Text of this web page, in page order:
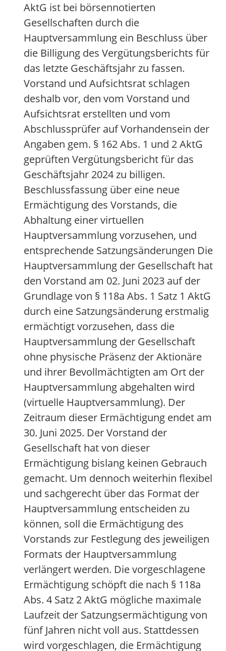
AktG ist bei börsennotierten
Gesellschaften durch die
Hauptversammlung ein Beschluss über
die Billigung des Vergütungsberichts für
das letzte Geschäftsjahr zu fassen.
Vorstand und Aufsichtsrat schlagen
deshalb vor, den vom Vorstand und
Aufsichtsrat erstellten und vom
Abschlussprüfer auf Vorhandensein der
Angaben gem. § 162 Abs. 1 und 2 AktG
geprüften Vergütungsbericht für das
Geschäftsjahr 2024 zu billigen.
Beschlussfassung über eine neue
Ermächtigung des Vorstands, die
Abhaltung einer virtuellen
Hauptversammlung vorzusehen, und
entsprechende Satzungsänderungen Die
Hauptversammlung der Gesellschaft hat
den Vorstand am 02. Juni 2023 auf der
Grundlage von § 118a Abs. 1 Satz 1 AktG
durch eine Satzungsänderung erstmalig
ermächtigt vorzusehen, dass die
Hauptversammlung der Gesellschaft
ohne physische Präsenz der Aktionäre
und ihrer Bevollmächtigten am Ort der
Hauptversammlung abgehalten wird
(virtuelle Hauptversammlung). Der
Zeitraum dieser Ermächtigung endet am
30. Juni 2025. Der Vorstand der
Gesellschaft hat von dieser
Ermächtigung bislang keinen Gebrauch
gemacht. Um dennoch weiterhin flexibel
und sachgerecht über das Format der
Hauptversammlung entscheiden zu
können, soll die Ermächtigung des
Vorstands zur Festlegung des jeweiligen
Formats der Hauptversammlung
verlängert werden. Die vorgeschlagene
Ermächtigung schöpft die nach § 118a
Abs. 4 Satz 2 AktG mögliche maximale
Laufzeit der Satzungsermächtigung von
fünf Jahren nicht voll aus. Stattdessen
wird vorgeschlagen, die Ermächtigung